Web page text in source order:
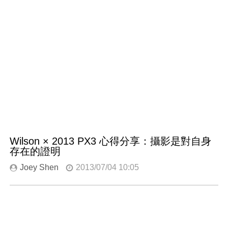
Wilson × 2013 PX3 心得分享：攝影是對自身
存在的證明
Joey Shen 2013/07/04 10:05